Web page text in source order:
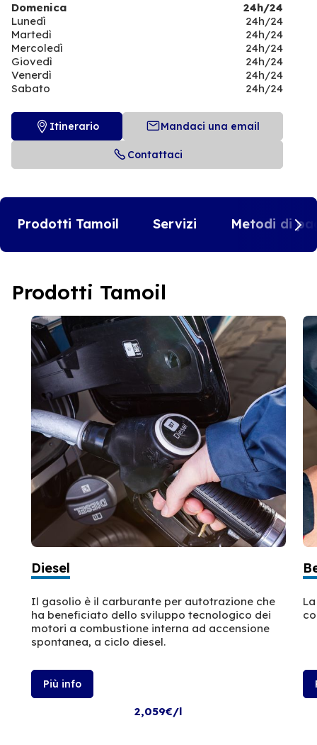
Domenica
24h/24
Lunedì
24h/24
Martedì
24h/24
Mercoledì
24h/24
Giovedì
24h/24
Venerdì
24h/24
Sabato
24h/24
Itinerario Mandaci una email
Contattaci
Prodotti Tamoil Servizi Metodi di
Prodotti Tamoil
Diesel
Il gasolio è il carburante per autotrazione che
ha beneficiato dello sviluppo tecnologico dei
motori a combustione interna ad accensione
spontanea, a ciclo diesel.
Più info
2,059€/l